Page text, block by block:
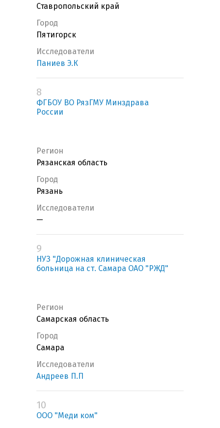
Ставропольский край
Город
Пятигорск
Исследователи
Паниев Э.К
8
ФГБОУ ВО РязГМУ Минздрава
России
Регион
Рязанская область
Город
Рязань
Исследователи
—
9
НУЗ "Дорожная клиническая
больница на ст. Самара ОАО "РЖД"
Регион
Самарская область
Город
Самара
Исследователи
Андреев П.П
10
ООО "Меди ком"